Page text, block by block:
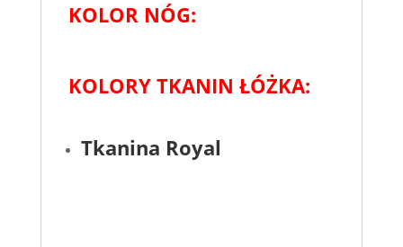
KOLOR NÓG:
KOLORY TKANIN ŁÓŻKA:
Tkanina Royal